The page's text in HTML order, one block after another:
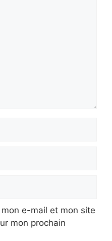
e-mail et mon site
mon prochain